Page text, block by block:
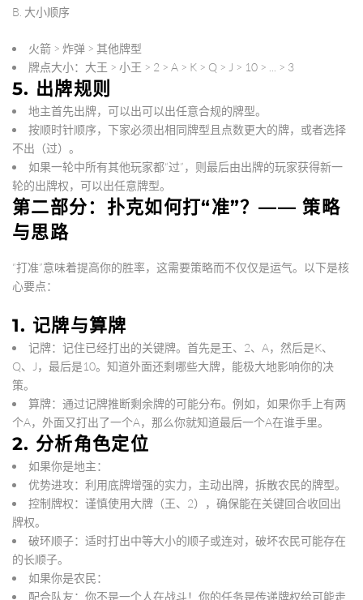
B. 大小顺序
火箭 > 炸弹 > 其他牌型
牌点大小： 大王 > 小王 > 2 > A > K > Q > J > 10 > ... > 3
5. 出牌规则
地主首先出牌，可以出可以出任意合规的牌型。
按顺时针顺序，下家必须出相同牌型 且 点数更大的牌，或者选择
不出（过）。
如果一轮中所有其他玩家都“过”，则最后由出牌的玩家获得新一
轮的出牌权，可以出任意牌型。
第二部分：扑克如何打“准”？—— 策略
与思路
“打准”意味着提高你的胜率，这需要策略而不仅仅是运气。以下是核
心要点：
1. 记牌与算牌
记牌：记住已经打出的关键牌。首先是王、2、A，然后是K、
Q、J，最后是10。知道外面还剩哪些大牌，能极大地影响你的决
策。
算牌：通过记牌推断剩余牌的可能分布。例如，如果你手上有两
个A，外面又打出了一个A，那么你就知道最后一个A在谁手里。
2. 分析角色定位
如果你是地主：
优势进攻：利用底牌增强的实力，主动出牌，拆散农民的牌型。
控制牌权：谨慎使用大牌（王、2），确保能在关键回合收回出
牌权。
破环顺子：适时打出中等大小的顺子或连对，破坏农民可能存在
的长顺子。
如果你是农民：
配合队友：你不是一个人在战斗！你的任务是传递牌权给可能走